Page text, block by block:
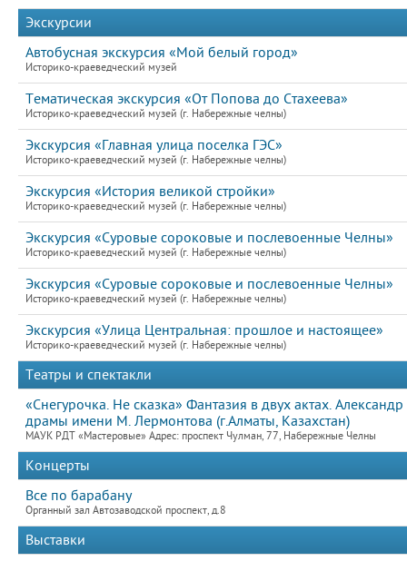
Экскурсии
Автобусная экскурсия «Мой белый город»
Историко-краеведческий музей
Тематическая экскурсия «От Попова до Стахеева»
Историко-краеведческий музей (г. Набережные челны)
Экскурсия «Главная улица поселка ГЭС»
Историко-краеведческий музей (г. Набережные челны)
Экскурсия «История великой стройки»
Историко-краеведческий музей (г. Набережные челны)
Экскурсия «Суровые сороковые и послевоенные Челны»
Историко-краеведческий музей (г. Набережные челны)
Экскурсия «Суровые сороковые и послевоенные Челны»
Историко-краеведческий музей (г. Набережные челны)
Экскурсия «Улица Центральная: прошлое и настоящее»
Историко-краеведческий музей (г. Набережные челны)
Театры и спектакли
«Снегурочка. Не сказка» Фантазия в двух актах.
драмы имени М. Лермонтова (г.Алматы, Казахстан)
МАУК РДТ «Мастеровые» Адрес: проспект Чулман, 77, Набережные Челны
Концерты
Все по барабану
Органный зал Автозаводской проспект, д.8
Выставки